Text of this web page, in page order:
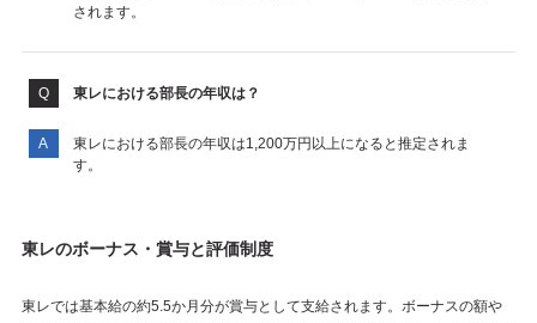
されます。
東レにおける部長の年収は？
東レにおける部長の年収は1,200万円以上になると推定されま
す。
東レのボーナス・賞与と評価制度
東レでは基本給の約5.5か月分が賞与として支給されます。ボーナスの額や